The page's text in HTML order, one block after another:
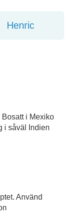
Henric
i Mexiko
i såväl Indien
Använd